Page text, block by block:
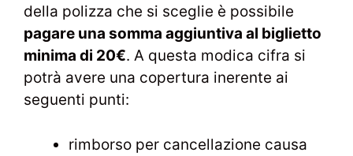
della polizza che si sceglie è possibile
pagare una somma aggiuntiva al biglietto
minima di 20€. A questa modica cifra si
potrà avere una copertura inerente ai
seguenti punti:
rimborso per cancellazione causa